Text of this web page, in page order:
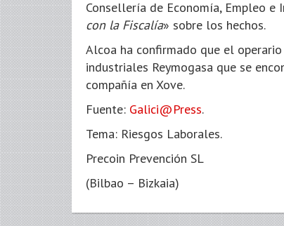
Consellería de Economía, Empleo e
con la Fiscalía» sobre los hechos.
Alcoa ha confirmado que el
industriales Reymogasa que se
compañía en Xove.
Fuente: Galici@Press.
Tema: Riesgos Laborales.
Precoin Prevención SL
(Bilbao – Bizkaia)